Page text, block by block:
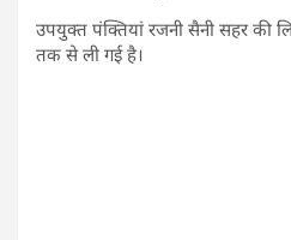
उपयुक्त पंक्तियां रजनी सैनी सहर की
तक से ली गई है।